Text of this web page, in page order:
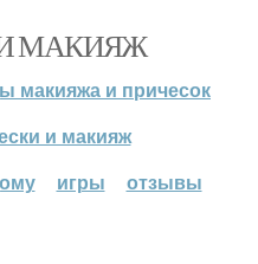
МАКИЯЖ
макияжа и причесок
и макияж
игры отзывы